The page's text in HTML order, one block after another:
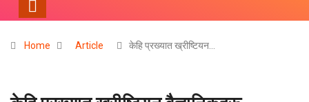
Home Article केहि प्रख्यात ख्रीष्टियन…